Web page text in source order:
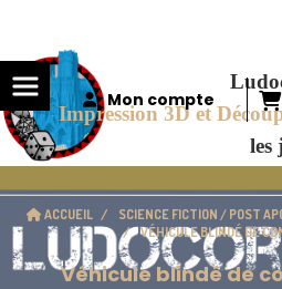
Impression 3D et
les
Mon compte
ACCUEIL SCIENCE FICTION / POST
VÉHICULE BLINDÉ DE
Véhicule blindé de